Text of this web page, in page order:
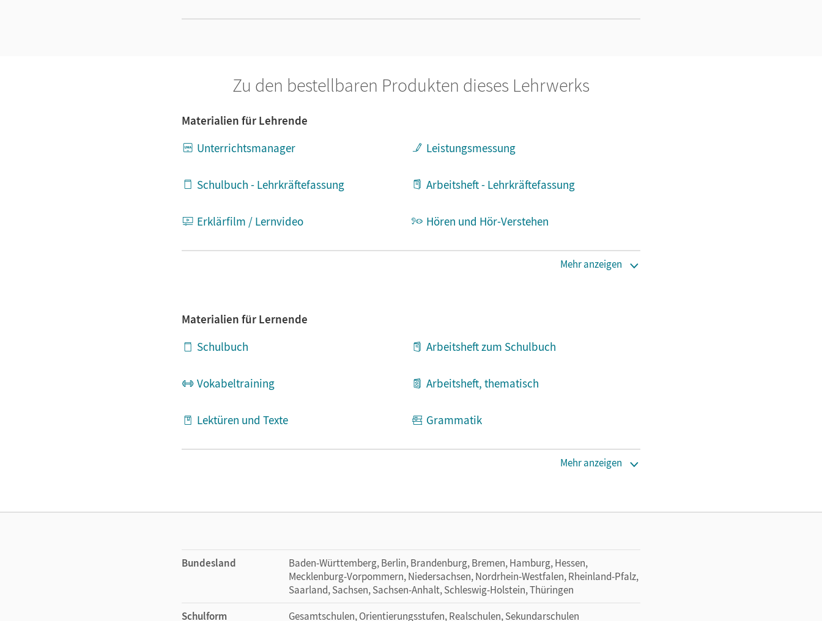
Zu den bestellbaren Produkten dieses Lehrwerks
Materialien für Lehrende
Unterrichtsmanager
Leistungsmessung
Schulbuch - Lehrkräftefassung Arbeitsheft - Lehrkräftefassung
Erklärfilm / Lernvideo Hören und Hör-Verstehen
Haptische Kleinteile (Stempel, Handpuppen etc.)
Mehr anzeigen
Materialien für Lernende
Schulbuch
Arbeitsheft zum Schulbuch
Vokabeltraining Arbeitsheft, thematisch
Lektüren und Texte Grammatik
Mehr anzeigen
Bundesland
Baden-Württemberg, Berlin, Brandenburg, Bremen, Hamburg, Hessen,
Mecklenburg-Vorpommern, Niedersachsen, Nordrhein-Westfalen, Rheinland-Pfalz,
Saarland, Sachsen, Sachsen-Anhalt, Schleswig-Holstein, Thüringen
Schulform
Gesamtschulen, Orientierungsstufen, Realschulen, Sekundarschulen